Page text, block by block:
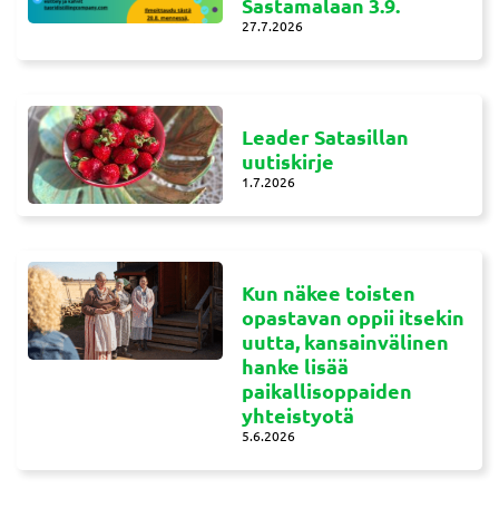
Sastamalaan 3.9.
27.7.2026
Leader Satasillan
uutiskirje
1.7.2026
Kun näkee toisten
opastavan oppii itsekin
uutta, kansainvälinen
hanke lisää
paikallisoppaiden
yhteistyotä
5.6.2026